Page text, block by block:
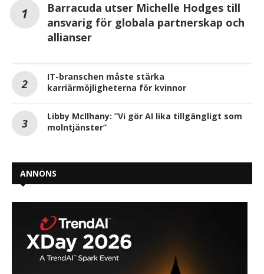
Barracuda utser Michelle Hodges till
ansvarig för globala partnerskap och
allianser
IT-branschen måste stärka
karriärmöjligheterna för kvinnor
Libby Mcllhany: ”Vi gör AI lika tillgängligt som
molntjänster”
ANNONS